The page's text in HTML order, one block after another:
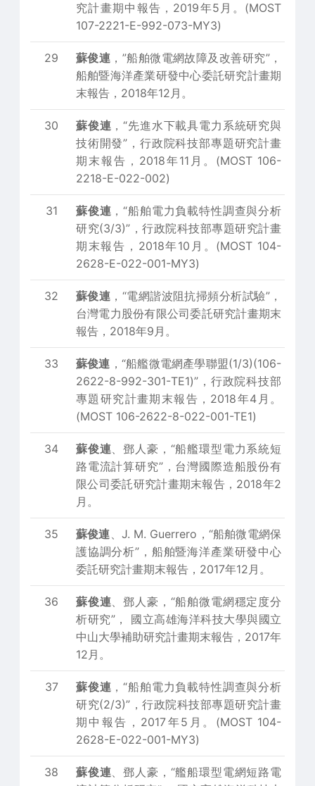
究計畫期中報告，2019年5月。(MOST
107-2221-E-992-073-MY3)
29 蘇俊連 ，”船舶微電網故障及改善研究”，
船舶暨海洋產業研發中心委託研究計畫期
末報告，2018年12月。
30 蘇俊連 ，“先進水下載具電力系統研究與
技術開發”，行政院科技部專題研究計畫
期末報告，2018年11月。(MOST 106-
2218-E-022-002)
31 蘇俊連 ，“船舶電力負載特性調查與分析
研究(3/3)”，行政院科技部專題研究計畫
期末報告，2018年10月。(MOST 104-
2628-E-022-001-MY3)
32 蘇俊連 ，“電網諧波阻抗掃頻分析試驗”，
台灣電力股份有限公司委託研究計畫期末
報告，2018年9月。
33 蘇俊連 ，“船艦微電網產學聯盟(1/3)(106-
2622-8-992-301-TE1)”，行政院科技部
專題研究計畫期末報告，2018年4月。
(MOST 106-2622-8-022-001-TE1)
34 蘇俊連、鄧人豪，“船艦環型電力系統短
路電流計算研究”，台灣國際造船股份有
限公司委託研究計畫期末報告，2018年2
月。
35 蘇俊連、J. M. Guerrero，“船舶微電網保
護協調分析”，船舶暨海洋產業研發中心
委託研究計畫期末報告，2017年12月。
36 蘇俊連、鄧人豪，“船舶微電網穩定度分
析研究”， 國立高雄海洋科技大學與國立
中山大學補助研究計畫期末報告，2017年
12月。
37 蘇俊連 ，“船舶電力負載特性調查與分析
研究(2/3)”，行政院科技部專題研究計畫
期中報告，2017年5月。(MOST 104-
2628-E-022-001-MY3)
38 蘇俊連、鄧人豪，“艦船環型電網短路電